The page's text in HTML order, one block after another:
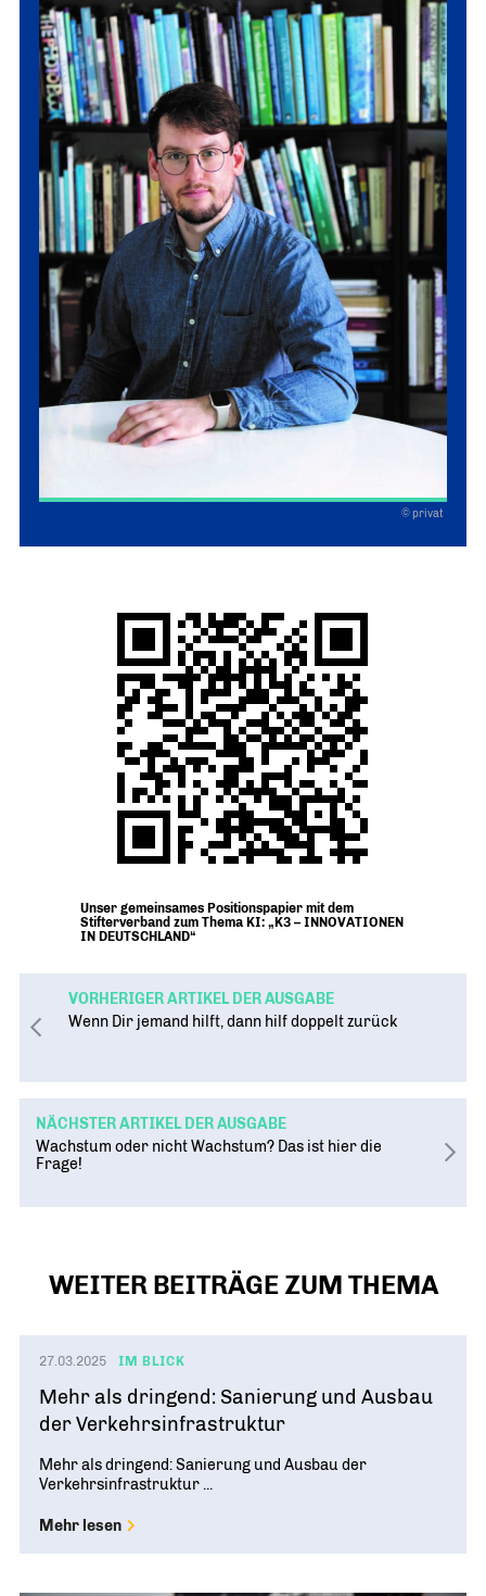
© privat
Unser gemeinsames Positionspapier mit dem
Stifterverband zum Thema KI: „K3 – INNOVATIONEN
IN DEUTSCHLAND“
VORHERIGER ARTIKEL DER AUSGABE
Wenn Dir jemand hilft, dann hilf doppelt zurück
NÄCHSTER ARTIKEL DER AUSGABE
Wachstum oder nicht Wachstum? Das ist hier die
Frage!
WEITER BEITRÄGE ZUM THEMA
27.03.2025 IM BLICK
Mehr als dringend: Sanierung und Ausbau
der Verkehrsinfrastruktur
Mehr als dringend: Sanierung und Ausbau der
Verkehrsinfrastruktur ...
Mehr lesen